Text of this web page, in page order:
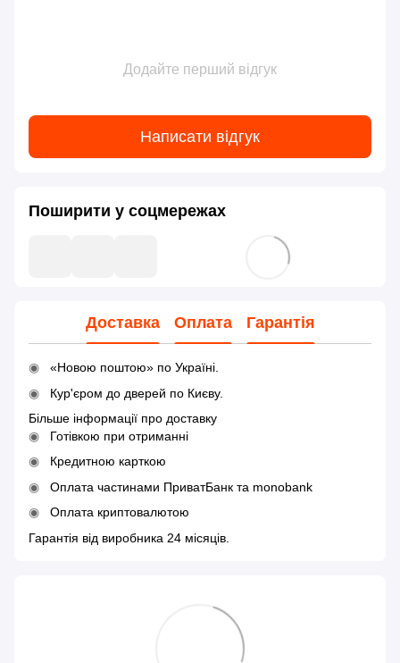
Додайте перший відгук
Написати відгук
Поширити у соцмережах
Доставка Оплата Гарантія
«Новою поштою» по Україні.
Кур'єром до дверей по Києву.
Більше інформації про доставку
Готівкою при отриманні
Кредитною карткою
Оплата частинами ПриватБанк та monobank
Оплата криптовалютою
Гарантія від виробника 24 місяців.